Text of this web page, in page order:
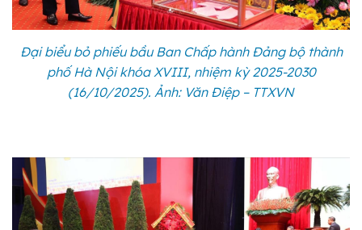
Đại biểu bỏ phiếu bầu Ban Chấp hành Đảng bộ thành
phố Hà Nội khóa XVIII, nhiệm kỳ 2025-2030
(16/10/2025). Ảnh: Văn Điệp – TTXVN